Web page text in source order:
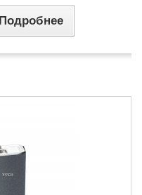
Подробнее